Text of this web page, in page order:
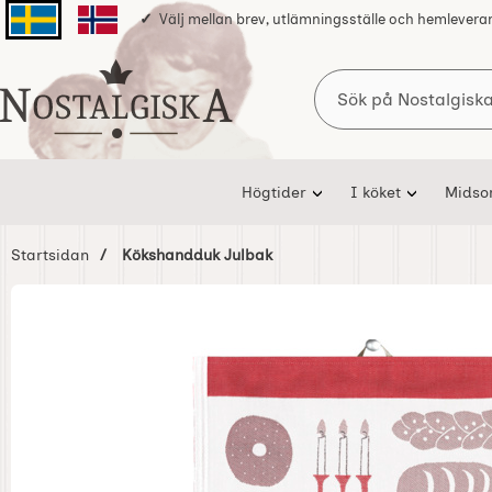
Svenska sidanNorska sidan
Välj mellan brev, utlämningsställe och
Startsidan för Nostalgiska
Sök
Högtider I köket
Startsidan Kökshandduk Julbak